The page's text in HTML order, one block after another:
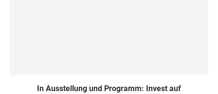
In Ausstellung und Programm: Invest auf